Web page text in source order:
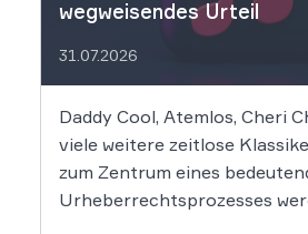
wegweisendes Urteil
31.07.2026
Daddy Cool, Atemlos, Cheri
viele weitere zeitlose
zum Zentrum eines
Urheberrechtsprozesses